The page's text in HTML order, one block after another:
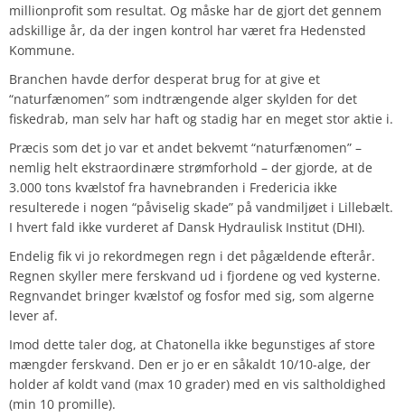
millionprofit som resultat. Og måske har de gjort det gennem
adskillige år, da der ingen kontrol har været fra Hedensted
Kommune.
Branchen havde derfor desperat brug for at give et
“naturfænomen” som indtrængende alger skylden for det
fiskedrab, man selv har haft og stadig har en meget stor aktie i.
Præcis som det jo var et andet bekvemt “naturfænomen” –
nemlig helt ekstraordinære strømforhold – der gjorde, at de
3.000 tons kvælstof fra havnebranden i Fredericia ikke
resulterede i nogen “påviselig skade” på vandmiljøet i Lillebælt.
I hvert fald ikke vurderet af Dansk Hydraulisk Institut (DHI).
Endelig fik vi jo rekordmegen regn i det pågældende efterår.
Regnen skyller mere ferskvand ud i fjordene og ved kysterne.
Regnvandet bringer kvælstof og fosfor med sig, som algerne
lever af.
Imod dette taler dog, at Chatonella ikke begunstiges af store
mængder ferskvand. Den er jo er en såkaldt 10/10-alge, der
holder af koldt vand (max 10 grader) med en vis saltholdighed
(min 10 promille).